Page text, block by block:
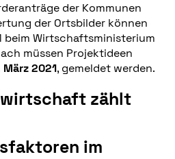
der Kommunen
der Ortsbilder können
beim Wirtschaftsministerium
müssen Projektideen
März 2021, gemeldet werden.
zählt
im